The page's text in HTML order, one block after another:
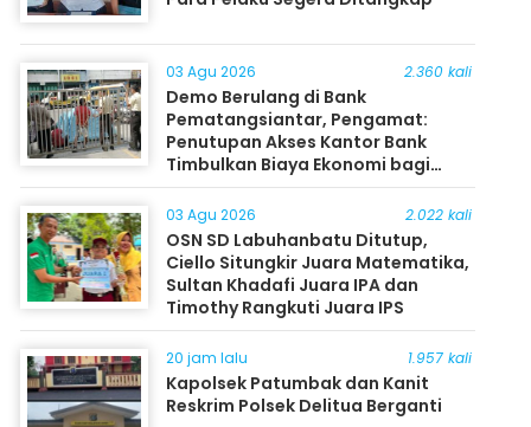
03 Agu 2026 2.360 kali
Demo Berulang di Bank
Pematangsiantar, Pengamat:
Penutupan Akses Kantor Bank
Timbulkan Biaya Ekonomi bagi
Masyarakat
03 Agu 2026 2.022 kali
OSN SD Labuhanbatu Ditutup,
Ciello Situngkir Juara Matematika,
Sultan Khadafi Juara IPA dan
Timothy Rangkuti Juara IPS
20 jam lalu 1.957 kali
Kapolsek Patumbak dan Kanit
Reskrim Polsek Delitua Berganti